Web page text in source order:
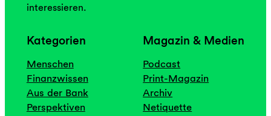
interessieren.
Kategorien
Menschen
Finanzwissen
Aus der Bank
Perspektiven
Magazin & Medien
Podcast
Print-Magazin
Archiv
Netiquette